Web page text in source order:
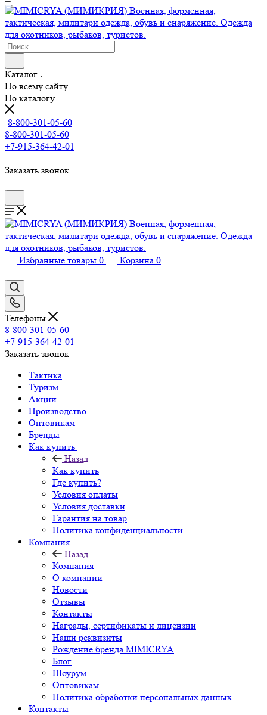
Каталог
По всему сайту
По каталогу
8-800-301-05-60
8-800-301-05-60
+7-915-364-42-01
Заказать звонок
Избранные товары 0 Корзина 0
Телефоны
8-800-301-05-60
+7-915-364-42-01
Заказать звонок
Тактика
Туризм
Акции
Производство
Оптовикам
Бренды
Как купить
Назад
Как купить
Где купить?
Условия оплаты
Условия доставки
Гарантия на товар
Политика конфиденциальности
Компания
Назад
Компания
О компании
Новости
Отзывы
Контакты
Награды, сертификаты и лицензии
Наши реквизиты
Рождение бренда MIMICRYA
Блог
Шоурум
Оптовикам
Политика обработки персональных данных
Контакты